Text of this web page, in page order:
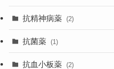
抗精神病薬 (2)
抗菌薬 (1)
抗血小板薬 (2)